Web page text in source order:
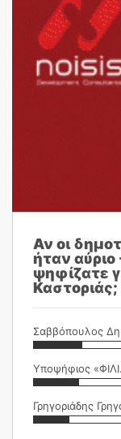
Αν οι
ήταν
ψηφίζατε